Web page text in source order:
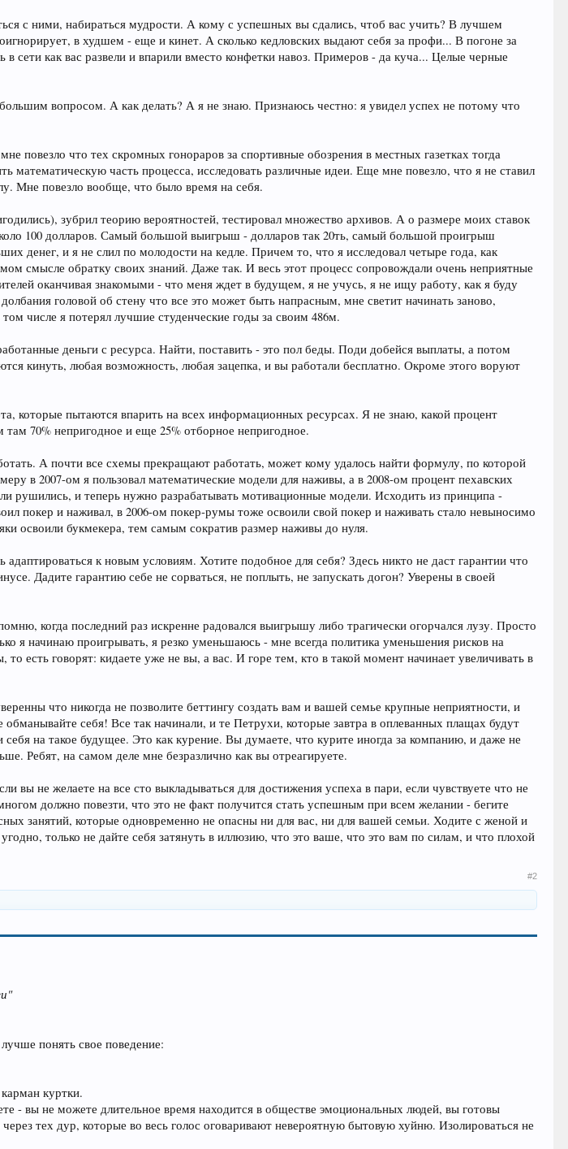
с ними, набираться мудрости. А кому с успешных вы сдались, чтоб вас учить? В лучшем
в худшем - еще и кинет. А сколько кедловских выдают себя за профи... В погоне за
сети как вас развели и впарили вместо конфетки навоз. Примеров - да куча... Целые черные
вопросом. А как делать? А я не знаю. Признаюсь честно: я увидел успех не потому что
повезло что тех скромных гонораров за спортивные обозрения в местных газетках тогда
математическую часть процесса, исследовать различные идеи. Еще мне повезло, что я не ставил
Мне повезло вообще, что было время на себя.
зубрил теорию вероятностей, тестировал множество архивов. А о размере моих ставок
100 долларов. Самый большой выигрыш - долларов так 20ть, самый большой проигрыш
денег, и я не слил по молодости на кедле. Причем то, что я исследовал четыре года, как
смысле обратку своих знаний. Даже так. И весь этот процесс сопровождали очень неприятные
оканчивая знакомыми - что меня ждет в будущем, я не учусь, я не ищу работу, как я буду
головой об стену что все это может быть напрасным, мне светит начинать заново,
числе я потерял лучшие студенческие годы за своим 486м.
деньги с ресурса. Найти, поставить - это пол беды. Поди добейся выплаты, а потом
кинуть, любая возможность, любая зацепка, и вы работали бесплатно. Окроме этого воруют
которые пытаются впарить на всех информационных ресурсах. Я не знаю, какой процент
70% непригодное и еще 25% отборное непригодное.
А почти все схемы прекращают работать, может кому удалось найти формулу, по которой
в 2007-ом я пользовал математические модели для наживы, а в 2008-ом процент пехавских
рушились, и теперь нужно разрабатывать мотивационные модели. Исходить из принципа -
покер и наживал, в 2006-ом покер-румы тоже освоили свой покер и наживать стало невыносимо
освоили букмекера, тем самым сократив размер наживы до нуля.
к новым условиям. Хотите подобное для себя? Здесь никто не даст гарантии что
Дадите гарантию себе не сорваться, не поплыть, не запускать догон? Уверены в своей
когда последний раз искренне радовался выигрышу либо трагически огорчался лузу. Просто
я начинаю проигрывать, я резко уменьшаюсь - мне всегда политика уменьшения рисков на
есть говорят: кидаете уже не вы, а вас. И горе тем, кто в такой момент начинает увеличивать в
что никогда не позволите беттингу создать вам и вашей семье крупные неприятности, и
себя! Все так начинали, и те Петрухи, которые завтра в оплеванных плащах будут
на такое будущее. Это как курение. Вы думаете, что курите иногда за компанию, и даже не
Ребят, на самом деле мне безразлично как вы отреагируете.
не желаете на все сто выкладываться для достижения успеха в пари, если чувствуете что не
должно повезти, что это не факт получится стать успешным при всем желании - бегите
занятий, которые одновременно не опасны ни для вас, ни для вашей семьи. Ходите с женой и
только не дайте себя затянуть в иллюзию, что это ваше, что это вам по силам, и что плохой
#2
понять свое поведение:
куртки.
- вы не можете длительное время находится в обществе эмоциональных людей, вы готовы
тех дур, которые во весь голос оговаривают невероятную бытовую хуйню. Изолироваться не